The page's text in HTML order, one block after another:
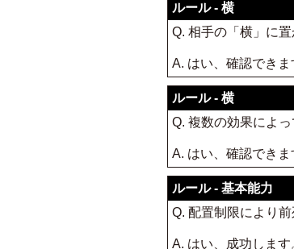
ルール - 横
Q. 相手の「横」に
A. はい、確認でき
ルール - 横
Q. 複数の効果によ
A. はい、確認でき
ルール - 基本能力
Q. 配置制限により
A. はい、成功しま